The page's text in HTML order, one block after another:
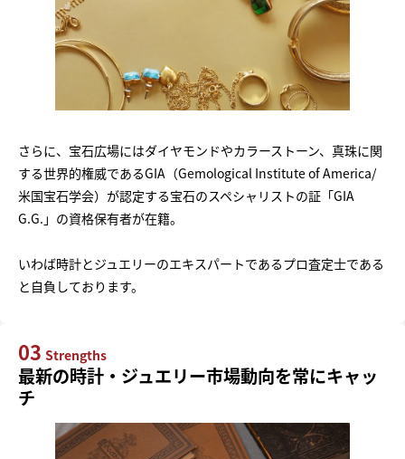
さらに、宝石広場にはダイヤモンドやカラーストーン、真珠に関
する世界的権威であるGIA（Gemological Institute of America/
米国宝石学会）が認定する宝石のスペシャリストの証「GIA
G.G.」の資格保有者が在籍。
いわば時計とジュエリーのエキスパートであるプロ査定士である
と自負しております。
03 Strengths
最新の時計・ジュエリー市場動向を常にキャッ
チ